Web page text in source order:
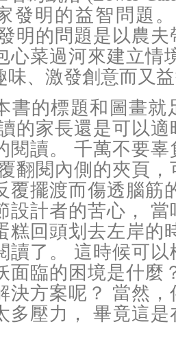
發明的益智問題
明的問題是以農
心菜過河來建立情
味、激發創意而又
書的標題和圖畫就
的家長還是可以
閱讀。 千萬不要
翻閱內側的夾頁
覆擺渡而傷透腦筋
設計者的苦心，
糕回頭划去左岸的
讀了。 這時候可
面臨的困境是什麼
決方案呢？ 當然
多壓力， 畢竟這